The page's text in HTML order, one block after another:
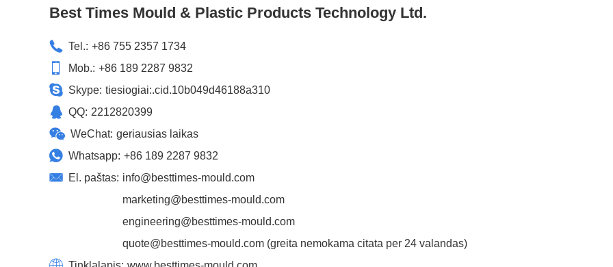
Best Times Mould & Plastic Products Technology Ltd.
Tel.: +86 755 2357 1734
Mob.: +86 189 2287 9832
Skype: tiesiogiai:.cid.10b049d46188a310
QQ: 2212820399
WeChat: geriausias laikas
Whatsapp: +86 189 2287 9832
El. paštas: info@besttimes-mould.com
marketing@besttimes-mould.com
engineering@besttimes-mould.com
quote@besttimes-mould.com (greita nemokama citata per 24 valandas)